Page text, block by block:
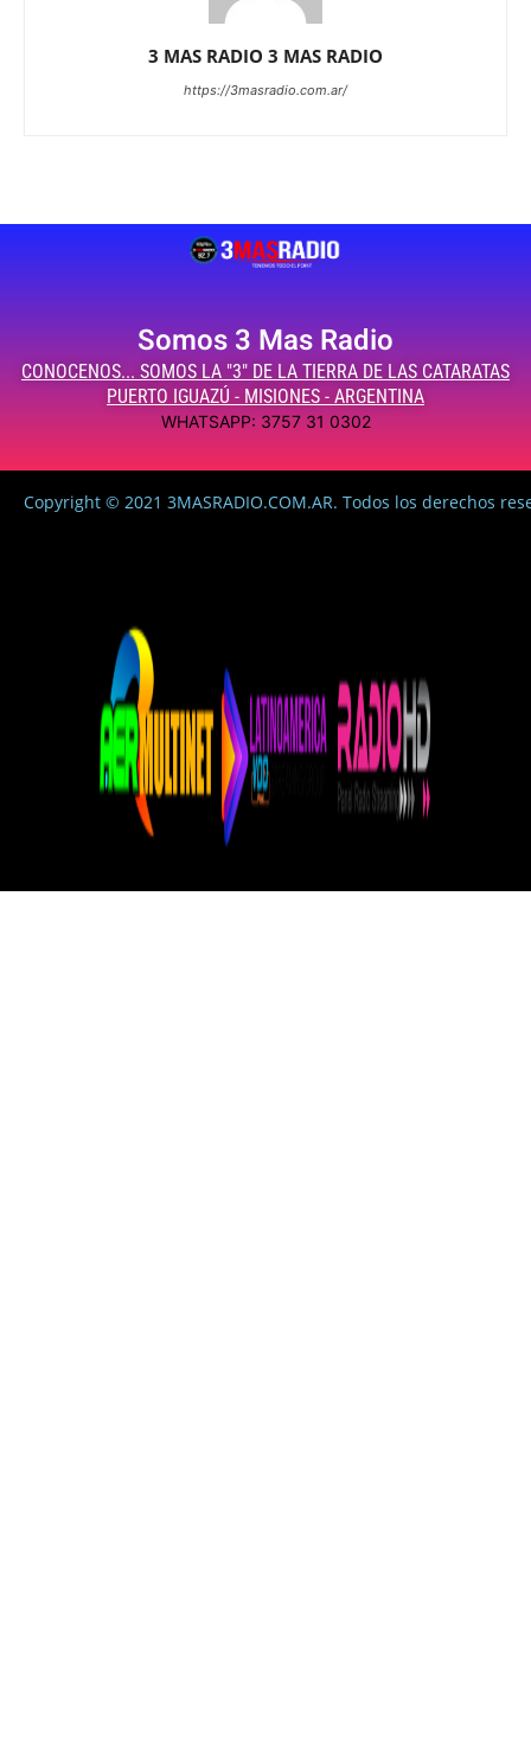
3 MAS RADIO 3 MAS RADIO
https://3masradio.com.ar/
Somos 3 Mas Radio
CONOCENOS... SOMOS LA "3" DE LA TIERRA DE LAS CATARATAS
PUERTO IGUAZÚ - MISIONES - ARGENTINA
WHATSAPP: 3757 31 0302
Copyright © 2021 3MASRADIO.COM.AR. Todos los derechos